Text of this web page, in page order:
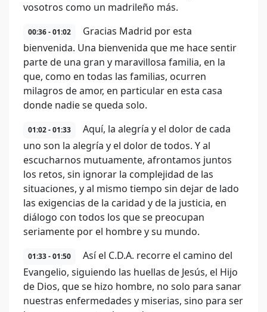
vosotros como un madrileño más.
00:36 - 01:02
Gracias Madrid por esta
bienvenida. Una bienvenida que me hace sentir
parte de una gran y maravillosa familia, en la
que, como en todas las familias, ocurren
milagros de amor, en particular en esta casa
donde nadie se queda solo.
01:02 - 01:33
Aquí, la alegría y el dolor de cada
uno son la alegría y el dolor de todos. Y al
escucharnos mutuamente, afrontamos juntos
los retos, sin ignorar la complejidad de las
situaciones, y al mismo tiempo sin dejar de lado
las exigencias de la caridad y de la justicia, en
diálogo con todos los que se preocupan
seriamente por el hombre y su mundo.
01:33 - 01:50
Así el C.D.A. recorre el camino del
Evangelio, siguiendo las huellas de Jesús, el Hijo
de Dios, que se hizo hombre, no solo para sanar
nuestras enfermedades y miserias, sino para ser